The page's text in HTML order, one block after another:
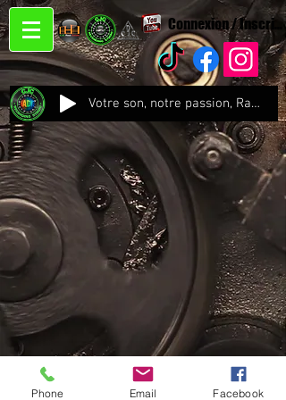
Connexion /
Votre son, notre passion, Radio CJC Recording Studio , là où chaque note prend vie !
Phone Email Facebook